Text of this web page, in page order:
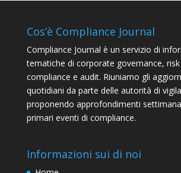
Cos’è Compliance Journal
Compliance Journal è un servizio di
tematiche di corporate governance,
compliance e audit. Riuniamo gli
quotidiani da parte delle autorità di
proponendo approfondimenti
primari eventi di compliance.
Informazioni sui di noi